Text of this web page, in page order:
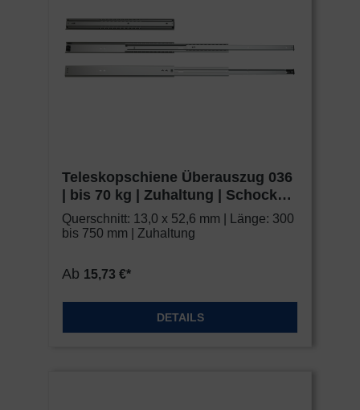
Teleskopschiene Überauszug 036
| bis 70 kg | Zuhaltung | Schock
Metall CLASSIC
Querschnitt: 13,0 x 52,6 mm | Länge: 300
bis 750 mm | Zuhaltung
Ab 15,73 €*
DETAILS